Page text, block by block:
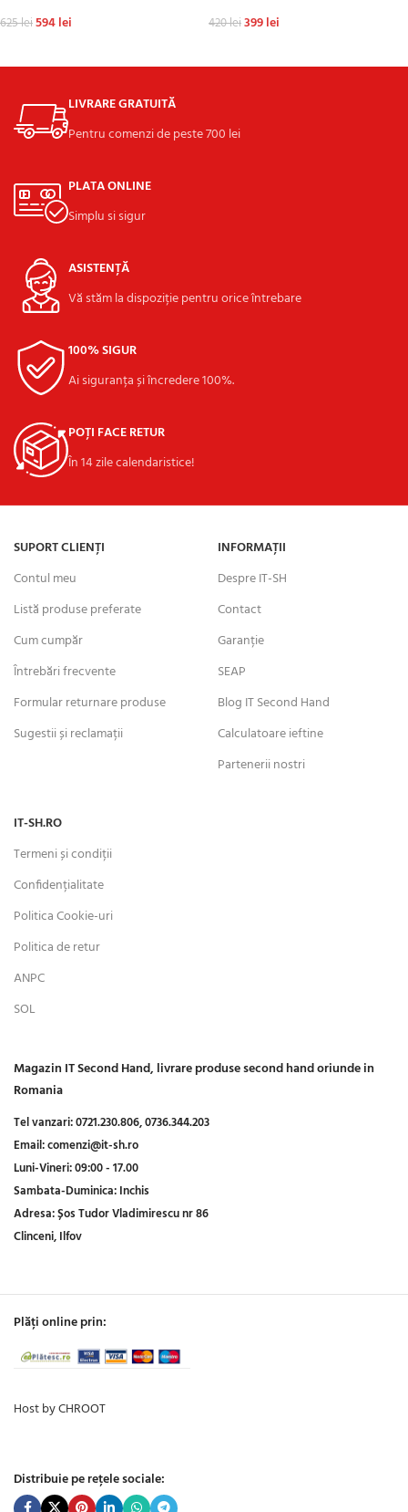
625lei594lei 420lei399lei
LIVRARE GRATUITĂ
Pentru comenzi de peste 700 lei
PLATA ONLINE
Simplu si sigur
ASISTENȚĂ
Vă stăm la dispoziție pentru orice întrebare
100% SIGUR
Ai siguranța și încredere 100%.
POȚI FACE RETUR
În 14 zile calendaristice!
SUPORT CLIENȚI
Contul meu
Listă produse preferate
Cum cumpăr
Întrebări frecvente
Formular returnare produse
Sugestii și reclamații
INFORMAȚII
Despre IT-SH
Contact
Garanție
SEAP
Blog IT Second Hand
Calculatoare ieftine
Partenerii nostri
IT-SH.RO
Termeni și condiții
Confidențialitate
Politica Cookie-uri
Politica de retur
ANPC
SOL
Magazin IT Second Hand, livrare produse second hand oriunde in
Romania
Tel vanzari:0721.230.806,0736.344.203
Email:comenzi@it-sh.ro
Luni-Vineri:09:00 - 17.00
Sambata-Duminica:Inchis
Adresa:Șos Tudor Vladimirescu nr 86
Clinceni, Ilfov
Plăți online prin:
Host by CHROOT
Distribuie pe rețele sociale: